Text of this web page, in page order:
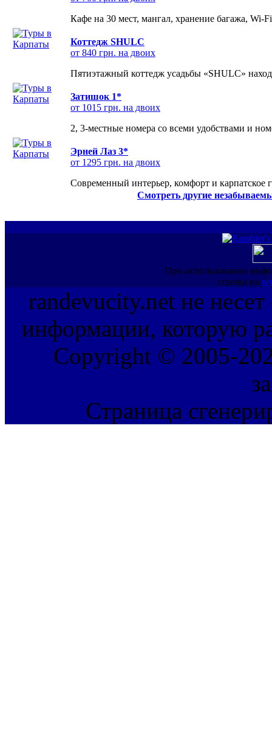
Кафе на 30 мест, мангал, хранение багажа, Wi-
Коттедж SHULC
от 840 грн. на двоих
Пятиэтажный коттедж усадьбы «SHULC»
Затишок 1*
от 1015 грн. на двоих
2, 3-местные номера со всеми удобствами и
Эрней Лаз 3*
от 1295 грн. на двоих
Современный интерьер, комфорт и карпатское
Смотреть другие
При использовании
ссылка на
randevucity.net не несет
информации, которую
Copyright © 2005-
Страница